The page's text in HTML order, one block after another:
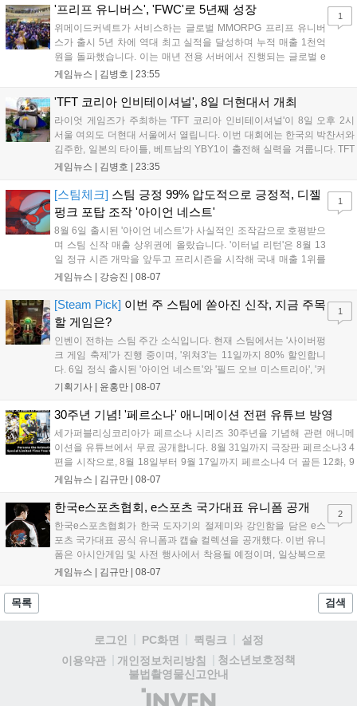
LoL 챔피언스 코리아(LCK)'...
'프리프 유니버스', 'FWC'로 5년째 성장
위메이드커넥트가 서비스하는 글로벌 MMORPG 프리프 유니버
스가 출시 5년 차에 역대 최고 실적을 달성하며 누적 매출 1천억
원을 돌파했습니다. 이는 매년 전용 서버에서 진행되는 글로벌 e
스포츠 대회 FWC의 영향이 큽니다. FWC는 이용자가 동일한 조
은 전년 대비 매출과 이용자 지표가 대폭 상승하는 성과를 냈습니
FWC 그랜드 파이널이 개최될 예정이며, 위메이드커넥트는 이를
통해 커뮤니티 중심의 장기 성장 모델을 지속할 방침입니다....
게임뉴스 | 김병호 | 23:55
1
'TFT 코리아 인비테이셔널', 8일 더현대서 개최
라이엇 게임즈가 주최하는 'TFT 코리아 인비테이셔널'이 8일 오후 2시
서울 여의도 더현대 서울에서 열립니다. 이번 대회에는 한국의 박찬서와
김주한, 일본의 타이틀, 베트남의 YBY1이 출전해 실력을 겨룹니다. TFT
는 소속팀 없이 개인 자격으로 참가하는 독특한 대회 구조를 가지며, 누
17일까지 이어지는 이번 행사는 신규 세트 체험과 공연 등 다양한 즐길
거리를 제공하며, 이후 현대백화점 판교점에서도 행사가 이어질 예정입
니다. 연말에는 라스베이거스 오픈이 개최됩니다....
게임뉴스 | 김병호 | 23:35
[스팀체크] 스팀 긍정 99% 압도적으로 긍정적, 디젤
펑크 포탑 조작 '아이언 네스트'
8월 6일 출시된 '아이언 네스트'가 사실적인 조작감으로 호평받으
며 스팀 신작 매출 상위권에 올랐습니다. '이터널 리턴'은 8월 13
일 정규 시즌 개막을 앞두고 프리시즌을 시작해 국내 매출 1위를
기록했습니다. 25주년을 맞은 '고스트 리콘' 시리즈는 8월 6일 쇼
'마블 투혼: 파이팅 소울즈'와 레트로 수리 시뮬레이션 '리스토
리'도 스팀에 정식 출시되었습니다....
게임뉴스 | 강승진 | 08-07
1
[Steam Pick] 이번 주 스팀에 쏟아진 신작, 지금 주목
할 게임은?
인벤이 전하는 스팀 주간 소식입니다. 현재 스팀에서는 '사이버펑
크 게임 축제'가 진행 중이며, '위쳐3'는 11일까지 80% 할인합니
다. 6일 정식 출시된 '아이언 네스트'와 '필드 오브 미스트리아', '커
세어 코브'가 호평받고 있습니다. 한편, 7일 출시된 '마블 투혼'은
다. 유비소프트의 '고스트리콘: 와일드랜드'는 7년 만의 대규모 업
기획기사 | 윤홍만 | 08-07
1
30주년 기념! '페르소나' 애니메이션 전편 유튜브 방영
세가퍼블리싱코리아가 페르소나 시리즈 30주년을 기념해 관련 애니메
이션을 유튜브에서 무료 공개합니다. 8월 31일까지 극장판 페르소나3 4
편을 시작으로, 8월 18일부터 9월 17일까지 페르소나4 더 골든 12화, 9
월 15일부터 10월 14일까지 페르소나5 시리즈가 순차 공개됩니다. 또한
영상 및 대형 전광판에 소개될 예정입니다....
게임뉴스 | 김규만 | 08-07
한국e스포츠협회, e스포츠 국가대표 유니폼 공개
한국e스포츠협회가 한국 도자기의 절제미와 강인함을 담은 e스
포츠 국가대표 공식 유니폼과 캡슐 컬렉션을 공개했다. 이번 유니
폼은 아시안게임 및 사전 행사에서 착용될 예정이며, 일상복으로
구성된 컬렉션은 오는 8월 28일부터 골스튜디오 공식 홈페이지
게임뉴스 | 김규만 | 08-07
2
목록 검색
로그인 PC화면 퀵링크
설정
이용약관
개인정보처리방침
청소년보호정책
불법촬영물신고안내
(주)